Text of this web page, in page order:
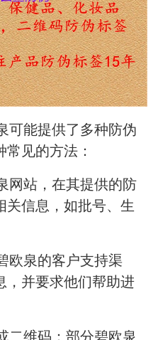
可能提供了多种防伪
见的方法：
网站，在其提供的防
关信息，如批号、生
欧泉的客户支持渠
，并要求他们帮助进
二维码：部分碧欧泉